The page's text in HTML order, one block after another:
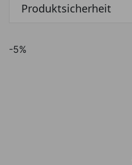
Produktsicherheit
-5%